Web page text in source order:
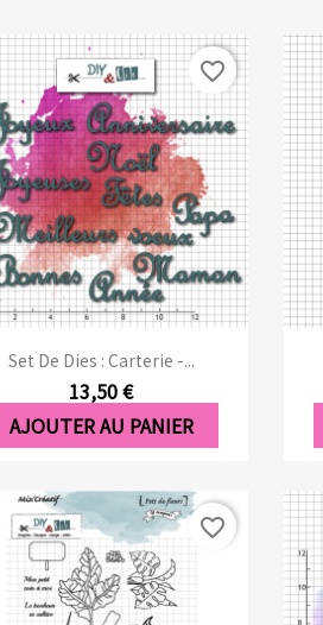
Set De Dies : Carterie -...
13,50 €
AJOUTER AU PANIER
Aperçu rapide
favorite_border
favorite_border